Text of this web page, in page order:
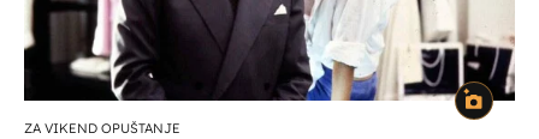
ZA VIKEND OPUŠTANJE